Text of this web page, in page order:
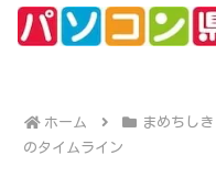
ホーム まめちしき
のタイムライン